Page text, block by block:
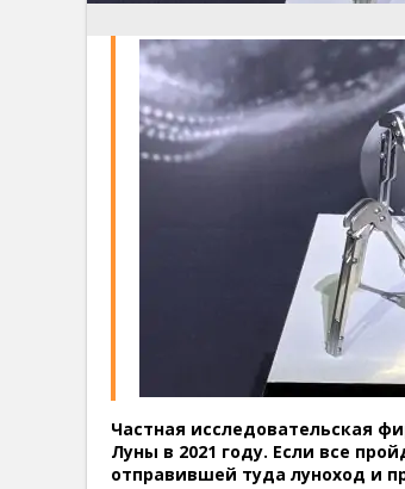
Частная исследовательская
Луны в 2021 году. Если все
отправившей туда луноход и